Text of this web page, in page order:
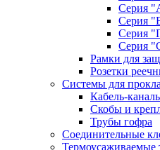
Серия
Серия
Серия
Серия
Рамки для
Розетки
Системы для
Кабель-
Скобы и
Трубы гофра
Соединительные
Термоусаживаемые